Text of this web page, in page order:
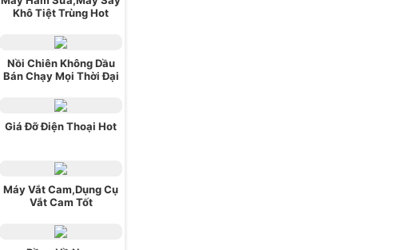
Khô Tiệt Trùng Hot
Nồi Chiên Không Dầu
Bán Chạy Mọi Thời Đại
Giá Đỡ Điện Thoại Hot
Máy Vắt Cam,Dụng Cụ
Vắt Cam Tốt